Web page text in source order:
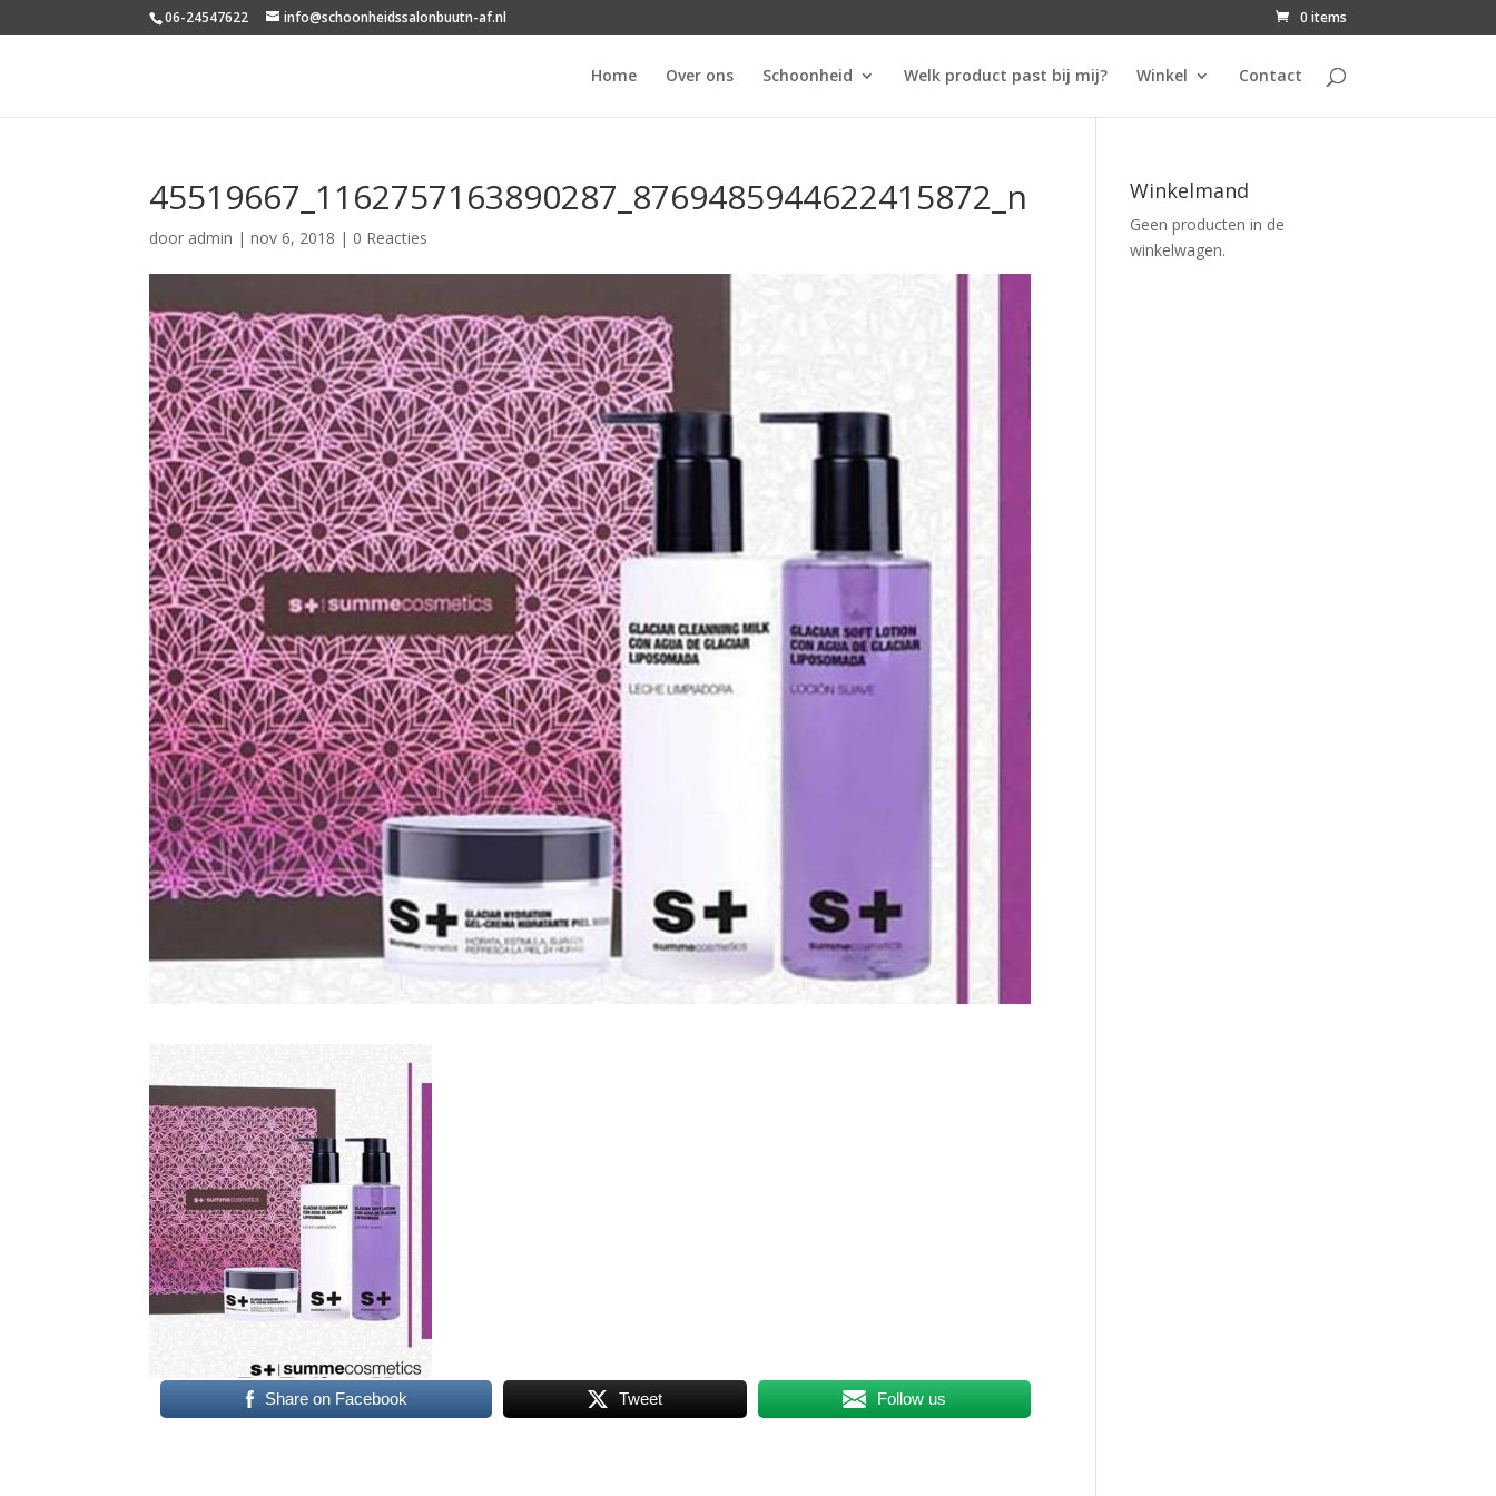
06-24547622 info@schoonheidssalonbuutn-af.nl 0 items
Home Over ons Schoonheid Welk product past bij mij? Winkel Contact
45519667_1162757163890287_8769485944622415872_n
door admin |nov 6, 2018 | 0 Reacties
Share on Facebook Tweet Follow us
Winkelmand
Geen producten in de
winkelwagen.